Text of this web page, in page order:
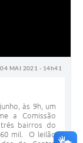
04 MAI 2021 - 14h41
às 9h, um
a Comissão
bairros do
mil. O leilão